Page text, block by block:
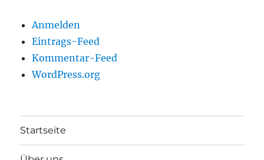
Anmelden
Eintrags-Feed
Kommentar-Feed
WordPress.org
Startseite